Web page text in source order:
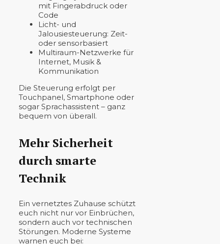
mit Fingerabdruck oder
Code
Licht- und
Jalousiesteuerung: Zeit-
oder sensorbasiert
Multiraum-Netzwerke für
Internet, Musik &
Kommunikation
Die Steuerung erfolgt per
Touchpanel, Smartphone oder
sogar Sprachassistent – ganz
bequem von überall.
Mehr Sicherheit
durch smarte
Technik
Ein vernetztes Zuhause schützt
euch nicht nur vor Einbrüchen,
sondern auch vor technischen
Störungen. Moderne Systeme
warnen euch bei: